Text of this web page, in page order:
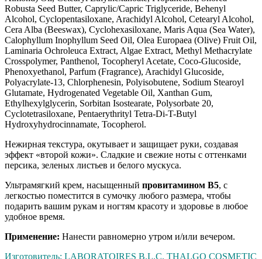
Robusta Seed Butter, Caprylic/Capric Triglyceride, Behenyl
Alcohol, Cyclopentasiloxane, Arachidyl Alcohol, Cetearyl Alcohol,
Cera Alba (Beeswax), Cyclohexasiloxane, Maris Aqua (Sea Water),
Calophyllum Inophyllum Seed Oil, Olea Europaea (Olive) Fruit Oil,
Laminaria Ochroleuca Extract, Algae Extract, Methyl Methacrylate
Crosspolymer, Panthenol, Tocopheryl Acetate, Coco-Glucoside,
Phenoxyethanol, Parfum (Fragrance), Arachidyl Glucoside,
Polyacrylate-13, Chlorphenesin, Polyisobutene, Sodium Stearoyl
Glutamate, Hydrogenated Vegetable Oil, Xanthan Gum,
Ethylhexylglycerin, Sorbitan Isostearate, Polysorbate 20,
Cyclotetrasiloxane, Pentaerythrityl Tetra-Di-T-Butyl
Hydroxyhydrocinnamate, Tocopherol.
Нежирная текстура, окутывает и защищает руки, создавая
эффект «второй кожи». Сладкие и свежие ноты с оттенками
персика, зеленых листьев и белого мускуса.
Ультрамягкий крем, насыщенный провитамином B5, с
легкостью поместится в сумочку любого размера, чтобы
подарить вашим рукам и ногтям красоту и здоровье в любое
удобное время.
Применение: Нанести равномерно утром и/или вечером.
Изготовитель: LABORATOIRES B.L.C. THALGO COSMETIC